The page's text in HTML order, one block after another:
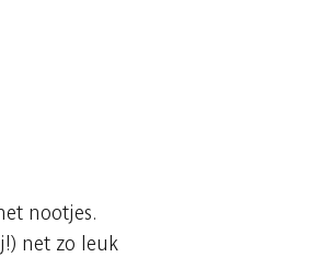
nootjes.
net zo leuk